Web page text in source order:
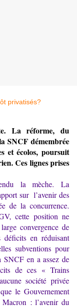
La réforme, du
SNCF démembrée
et écolos, poursuit
Ces lignes prises
la mèche. La
sur l’avenir des
de la concurrence.
, cette position ne
convergence de
en réduisant
subventions pour
SNCF en a assez de
de ces « Trains
société privée
le Gouvernement
: l’avenir du